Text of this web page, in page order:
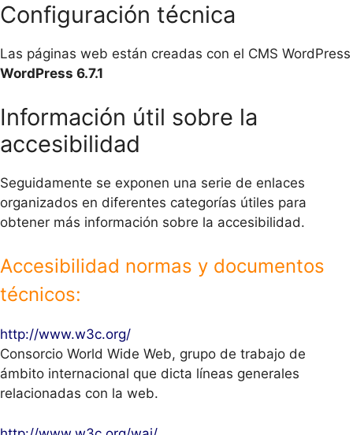
Configuración técnica
Las páginas web están creadas con el CMS WordPress
WordPress 6.7.1
Información útil sobre la
accesibilidad
Seguidamente se exponen una serie de enlaces
organizados en diferentes categorías útiles para
obtener más información sobre la accesibilidad.
Accesibilidad normas y documentos
técnicos:
http://www.w3c.org/
Consorcio World Wide Web, grupo de trabajo de
ámbito internacional que dicta líneas generales
relacionadas con la web.